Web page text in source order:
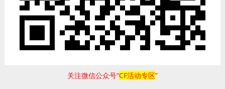
关注微信公众号“CF活动专区”